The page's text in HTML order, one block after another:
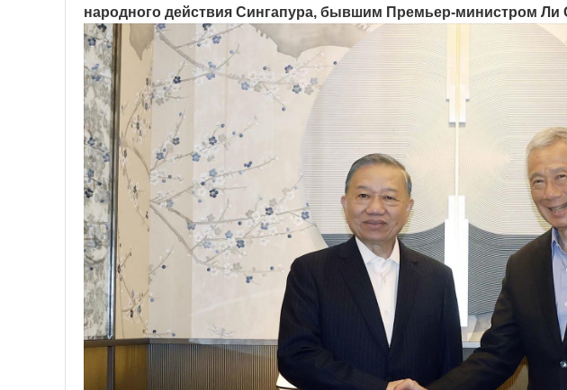
народного действия Сингапура, бывшим Премьер-министром Ли